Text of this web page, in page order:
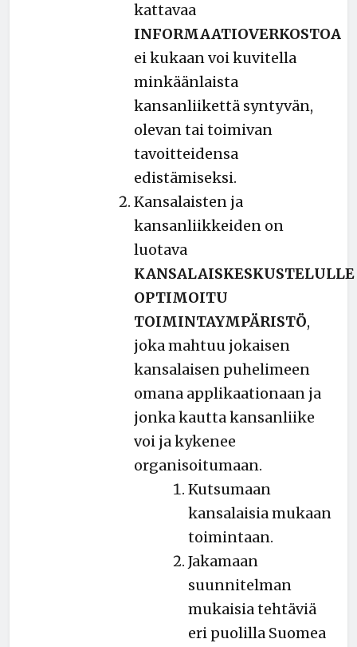
kattavaa
INFORMAATIOVERKOSTOA
ei kukaan voi kuvitella
minkäänlaista
kansanliikettä syntyvän,
olevan tai toimivan
tavoitteidensa
edistämiseksi.
Kansalaisten ja
kansanliikkeiden on
luotava
KANSALAISKESKUSTELULLE
OPTIMOITU
TOIMINTAYMPÄRISTÖ,
joka mahtuu jokaisen
kansalaisen puhelimeen
omana applikaationaan ja
jonka kautta kansanliike
voi ja kykenee
organisoitumaan.
Kutsumaan
kansalaisia mukaan
toimintaan.
Jakamaan
suunnitelman
mukaisia tehtäviä
eri puolilla Suomea